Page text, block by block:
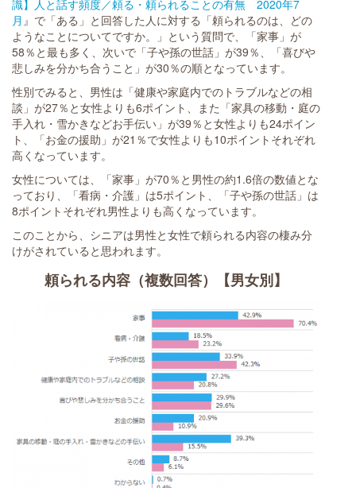
識】人と話す頻度／頼る・頼られることの有無 2020年7
月 』で「ある」と回答した人に対する「頼られるのは、どの
ようなことについてですか。」という質問で、「家事」が
58％と最も多く、次いで「子や孫の世話」が39％、「喜びや
悲しみを分かち合うこと」が30％の順となっています。
性別でみると、男性は「健康や家庭内でのトラブルなどの相
談」が27％と女性よりも6ポイント、また「家具の移動・庭の
手入れ・雪かきなどお手伝い」が39％と女性よりも24ポイン
ト、「お金の援助」が21％で女性よりも10ポイントそれぞれ
高くなっています。
女性については、「家事」が70％と男性の約1.6倍の数値とな
っており、「看病・介護」は5ポイント、「子や孫の世話」は
8ポイントそれぞれ男性よりも高くなっています。
このことから、シニアは男性と女性で頼られる内容の棲み分
けがされていると思われます。
頼られる内容（複数回答）【男女別】